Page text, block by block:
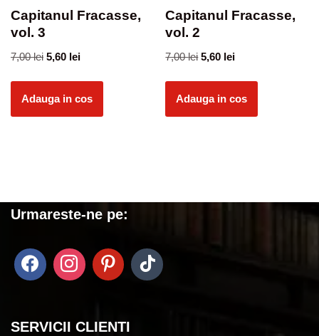
Capitanul Fracasse,
vol. 3
7,00lei 5,60 lei
Adauga in cos
Capitanul Fracasse,
vol. 2
7,00lei 5,60 lei
Adauga in cos
Urmareste-ne pe:
SERVICII CLIENTI